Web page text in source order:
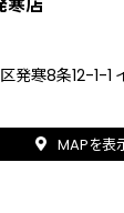
発寒8条12-1-1
MAPを表